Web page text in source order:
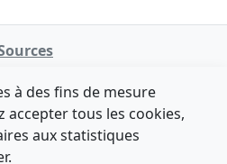
- API
NATINFo ?
caractères max).
à des fins de mesure
accepter tous les cookies,
aux statistiques